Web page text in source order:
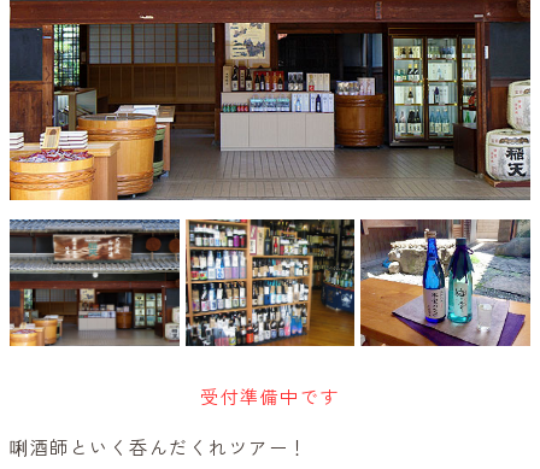
受付準備中です
唎酒師といく呑んだくれツアー！